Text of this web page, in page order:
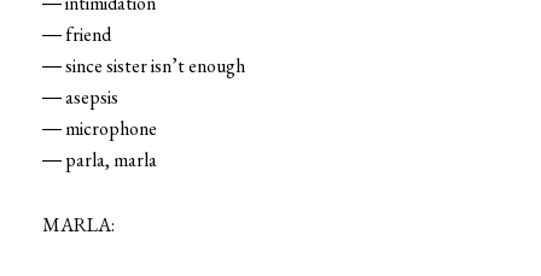
― friend
― since sister isn’t enough
― asepsis
― microphone
― parla, marla
MARLA: